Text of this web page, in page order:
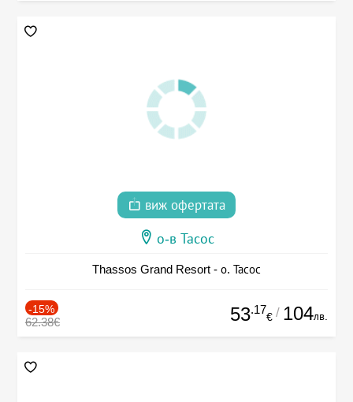
виж офертата
о-в Тасос
Thassos Grand Resort - о. Тасос
-15%
62.38€ 53.17
€ / 104лв.